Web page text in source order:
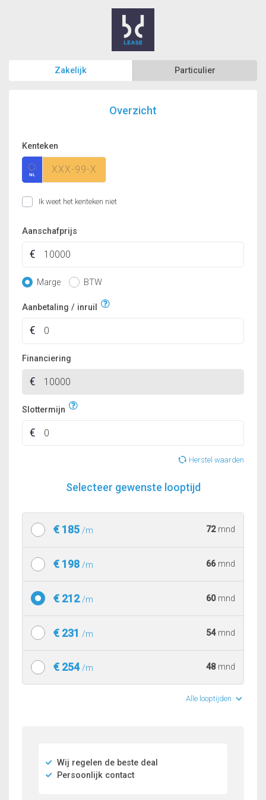
Zakelijk Particulier
Overzicht
Kenteken
Ik weet het kenteken niet
Aanschafprijs
Marge BTW
Aanbetaling / inruil
Financiering
Slottermijn
Herstel waarden
Selecteer gewenste looptijd
€ 185/m 72 mnd
€ 198 /m 66 mnd
€ 212/m 60 mnd
€ 231 /m 54 mnd
€ 254/m 48 mnd
Alle looptijden
Wij regelen de beste deal
Persoonlijk contact